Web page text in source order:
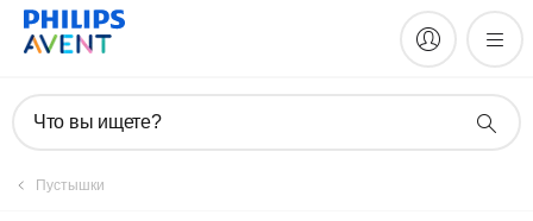
Что вы ищете?
Пустышки
Зарегистрировать продукт